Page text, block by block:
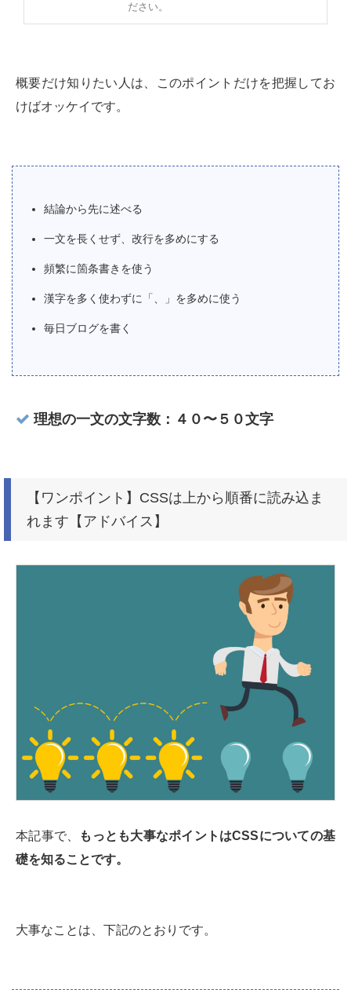
ださい。
概要だけ知りたい人は、このポイントだけを把握してお
けばオッケイです。
結論から先に述べる
一文を長くせず、改行を多めにする
頻繁に箇条書きを使う
漢字を多く使わずに「、」を多めに使う
毎日ブログを書く
理想の一文の文字数：４０〜５０文字
【ワンポイント】CSSは上から順番に読み込ま
れます【アドバイス】
本記事で、
もっとも大事なポイントはCSSについての基
礎を知ることです。
大事なことは、下記のとおりです。